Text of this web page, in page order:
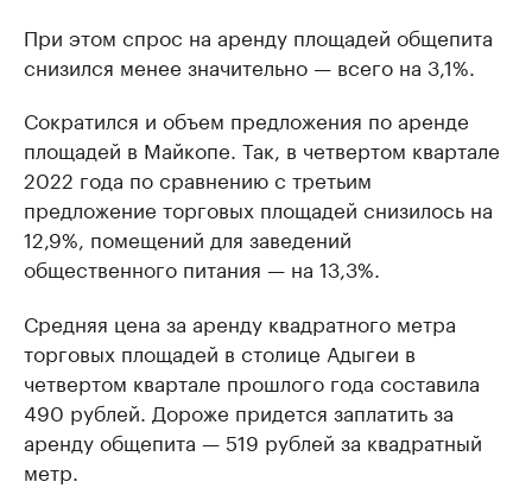
При этом спрос на аренду площадей общепита
снизился менее значительно — всего на 3,1%.
Сократился и объем предложения по аренде
площадей в Майкопе. Так, в четвертом квартале
2022 года по сравнению с третьим
предложение торговых площадей снизилось на
12,9%, помещений для заведений
общественного питания — на 13,3%.
Средняя цена за аренду квадратного метра
торговых площадей в столице Адыгеи в
четвертом квартале прошлого года составила
490 рублей. Дороже придется заплатить за
аренду общепита — 519 рублей за квадратный
метр.